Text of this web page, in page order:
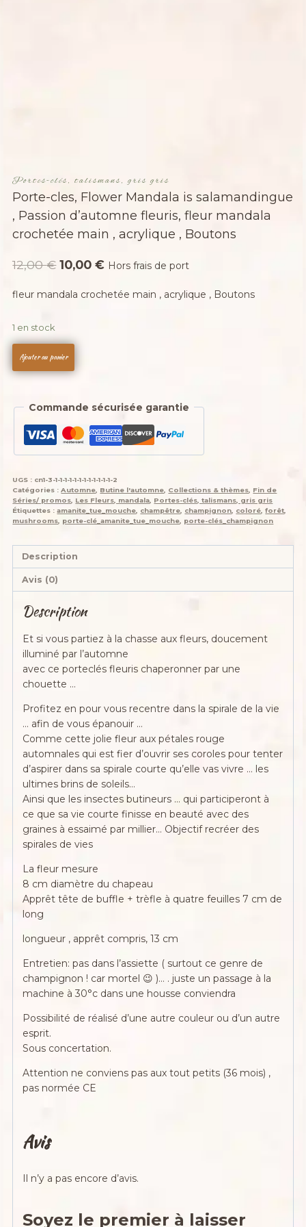
Portes-clés, talismans, gris gris
Porte-cles, Flower Mandala is salamandingue
, Passion d’automne fleuris, fleur mandala
crochetée main , acrylique , Boutons
12,00€ Le
initial
12,00 €.
10,00€Le
actuel
Hors frais de port
fleur mandala crochetée main , acrylique , Boutons
1 en stock
de
Porte-
Flower
Mandala
salamandingue
Passion
d'automne
fleuris,
mandala
crochetée
main
,
acrylique
Boutons
Ajouter au panier
Commande sécurisée garantie
UGS : cn1-3-1-1-1-1-1-1-1-1-1-1-1-1-2
Catégories :Automne Butine l'automne Collections & thèmes
Fin de
Séries/ promos
Les Fleurs, mandala
Portes-clés, talismans, gris gris
Étiquettes :amanite_tue_mouche champêtre champignon coloré ,forêt
mushrooms
porte-clé_amanite_tue_mouche porte-clés_champignon
Description
Avis (0)
Description
Et si vous partiez à la chasse aux fleurs, doucement
illuminé par l’automne
avec ce porteclés fleuris chaperonner par une
chouette …
Profitez en pour vous recentre dans la spirale de la vie
… afin de vous épanouir …
Comme cette jolie fleur aux pétales rouge
automnales qui est fier d’ouvrir ses coroles pour tenter
d’aspirer dans sa spirale courte qu’elle vas vivre … les
ultimes brins de soleils…
Ainsi que les insectes butineurs … qui participeront à
ce que sa vie courte finisse en beauté avec des
graines à essaimé par millier… Objectif recréer des
spirales de vies
La fleur mesure
8 cm diamètre du chapeau
Apprêt tête de buffle + trèfle à quatre feuilles 7 cm de
long
longueur , apprêt compris, 13 cm
Entretien: pas dans l’assiette ( surtout ce genre de
champignon ! car mortel 😉 )… . juste un passage à la
machine à 30°c dans une housse conviendra
Possibilité de réalisé d’une autre couleur ou d’un autre
esprit.
Sous concertation.
Attention ne conviens pas aux tout petits (36 mois) ,
pas normée CE
Avis
Il n’y a pas encore d’avis.
Soyez le premier à laisser